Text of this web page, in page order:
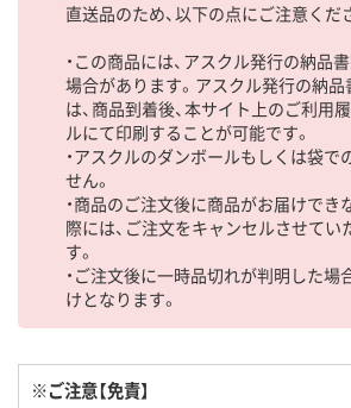
直送品のため、以下の点にご注意くだ
・この商品には、アスクル発行の納品
場合があります。アスクル発行の納
は、商品到着後、本サイト上のご利用
ルにて印刷することが可能です。
・アスクルのダンボールもしくは袋で
せん。
・商品のご注文後に商品がお届けでき
際には、ご注文をキャンセルさせてい
す。
・ご注文後に一時品切れが判明した場
けとなります。
※ご注意【免責】